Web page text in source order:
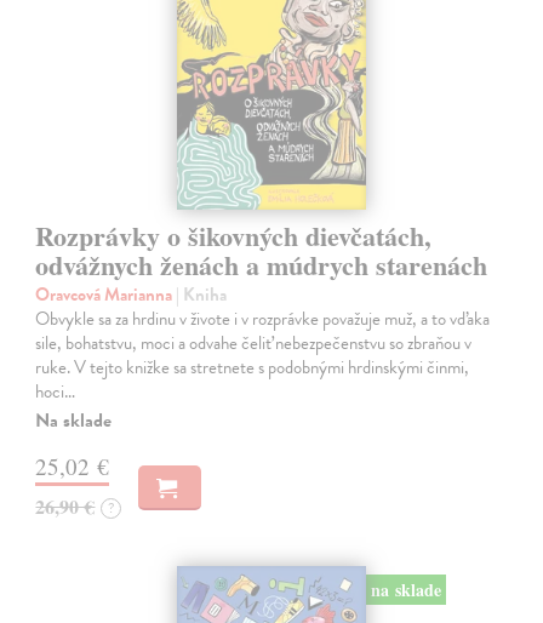
Rozprávky o šikovných dievčatách,
odvážnych ženách a múdrych starenách
Oravcová Marianna| Kniha
Obvykle sa za hrdinu v živote i v rozprávke považuje muž, a to vďaka
sile, bohatstvu, moci a odvahe čeliť nebezpečenstvu so zbraňou v
ruke. V tejto knižke sa stretnete s podobnými hrdinskými činmi,
hoci…
Na sklade
25,02 €
26,90 € ?
na sklade